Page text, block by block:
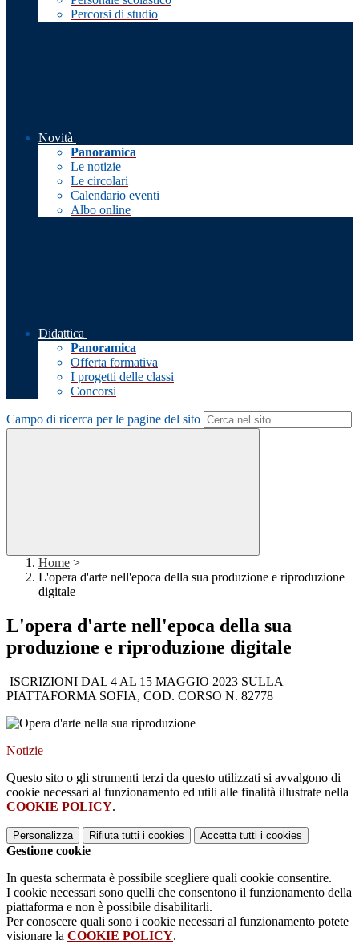
Percorsi di studio
Novità
Panoramica
Le notizie
Le circolari
Calendario eventi
Albo online
Didattica
Panoramica
Offerta formativa
I progetti delle classi
Concorsi
Campo di ricerca per le pagine del sito
Home >
L'opera d'arte nell'epoca della sua produzione e riproduzione
digitale
L'opera d'arte nell'epoca della sua
produzione e riproduzione digitale
ISCRIZIONI DAL 4 AL 15 MAGGIO 2023 SULLA
PIATTAFORMA SOFIA, COD. CORSO N. 82778
Notizie
Questo sito o gli strumenti terzi da questo utilizzati si avvalgono di
cookie necessari al funzionamento ed utili alle finalità illustrate nella
COOKIE POLICY.
Personalizza Rifiuta tutti i cookies Accetta tutti i cookies
Gestione cookie
In questa schermata è possibile scegliere quali cookie consentire.
I cookie necessari sono quelli che consentono il funzionamento della
piattaforma e non è possibile disabilitarli.
Per conoscere quali sono i cookie necessari al funzionamento potete
visionare la COOKIE POLICY.